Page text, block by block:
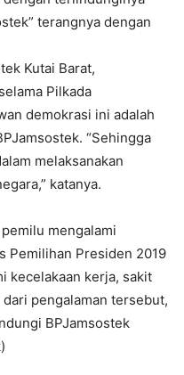
terangnya dengan
Kutai Barat,
Pilkada
demokrasi ini adalah
“Sehingga
melaksanakan
katanya.
mengalami
Pemilihan Presiden 2019
kecelakaan kerja, sakit
pengalaman tersebut,
BPJamsostek